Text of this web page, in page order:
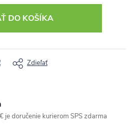
DO KOŠÍKA
Zdieľať
je doručenie kurierom SPS zdarma